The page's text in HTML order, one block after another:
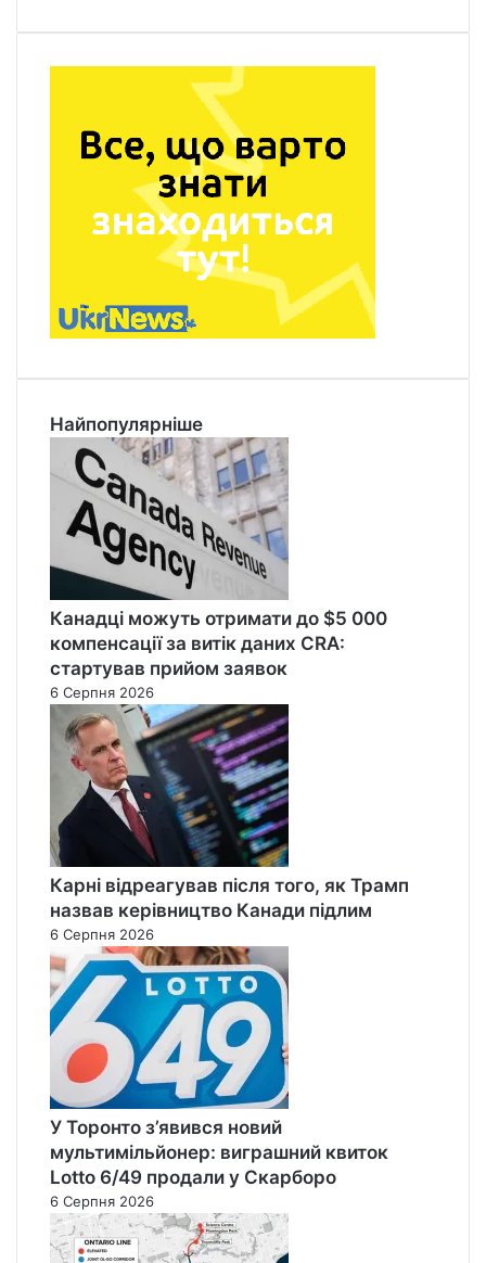
Найпопулярніше
Канадці можуть отримати до $5 000
компенсації за витік даних CRA:
стартував прийом заявок
6 Серпня 2026
Карні відреагував після того, як Трамп
назвав керівництво Канади підлим
6 Серпня 2026
У Торонто з’явився новий
мультимільйонер: виграшний квиток
Lotto 6/49 продали у Скарборо
6 Серпня 2026